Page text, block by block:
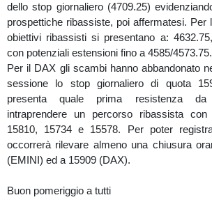
dello stop giornaliero (4709.25)
prospettiche ribassiste, poi affermatesi. Per
obiettivi ribassisti si presentano a:
con potenziali estensioni fino a 4585/4573.75.
Per il DAX gli scambi hanno abbandonato
sessione lo stop giornaliero di quota
presenta quale prima resistenza da
intraprendere un percorso ribassista
15810, 15734 e 15578. Per poter
occorrerà rilevare almeno una chiusura
(EMINI) ed a 15909 (DAX).
Buon pomeriggio a tutti